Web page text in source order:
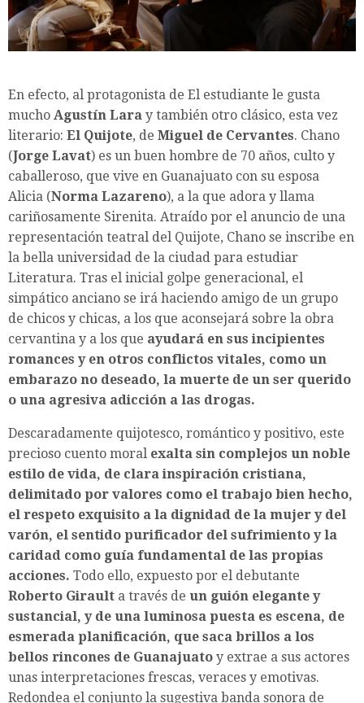
En efecto, al protagonista de El estudiante le gusta
mucho Agustín Lara y también otro clásico, esta vez
literario: El Quijote, de Miguel de Cervantes. Chano
(Jorge Lavat) es un buen hombre de 70 años, culto y
caballeroso, que vive en Guanajuato con su esposa
Alicia (Norma Lazareno), a la que adora y llama
cariñosamente Sirenita. Atraído por el anuncio de una
representación teatral del Quijote, Chano se inscribe en
la bella universidad de la ciudad para estudiar
Literatura. Tras el inicial golpe generacional, el
simpático anciano se irá haciendo amigo de un grupo
de chicos y chicas, a los que aconsejará sobre la obra
cervantina y a los que ayudará en sus incipientes
romances y en otros conflictos vitales, como un
embarazo no deseado, la muerte de un ser querido
o una agresiva adicción a las drogas.
Descaradamente quijotesco, romántico y positivo, este
precioso cuento moral exalta sin complejos un noble
estilo de vida, de clara inspiración cristiana,
delimitado por valores como el trabajo bien hecho,
el respeto exquisito a la dignidad de la mujer y del
varón, el sentido purificador del sufrimiento y la
caridad como guía fundamental de las propias
acciones. Todo ello, expuesto por el debutante
Roberto Girault a través de un guión elegante y
sustancial, y de una luminosa puesta es escena, de
esmerada planificación, que saca brillos a los
bellos rincones de Guanajuato y extrae a sus actores
unas interpretaciones frescas, veraces y emotivas.
Redondea el conjunto la sugestiva banda sonora de